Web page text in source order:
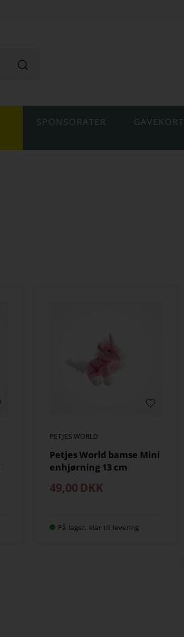
SPONSORATER GAVEKORT
PETJES WORLD
Petjes World bamse Mini
enhjørning 13 cm
49,00 DKK
På lager, klar til levering